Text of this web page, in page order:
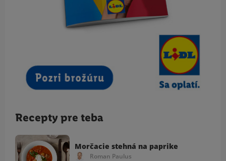
Recepty pre teba
Morčacie stehná na paprike
Roman Paulus